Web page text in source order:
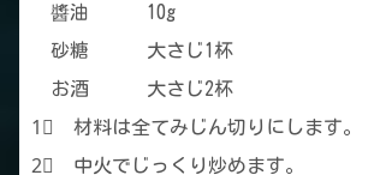
醬油 10g
砂糖 大さじ1杯
お酒 大さじ2杯
1⃣ 材料は全てみじん切りにします。
2⃣ 中火でじっくり炒めます。